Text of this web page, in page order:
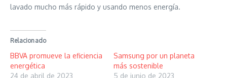
lavado mucho más rápido y usando menos energía.
Relacionado
BBVA promueve la eficiencia
energética
24 de abril de 2023
Samsung por un planeta
más sostenible
5 de junio de 2023